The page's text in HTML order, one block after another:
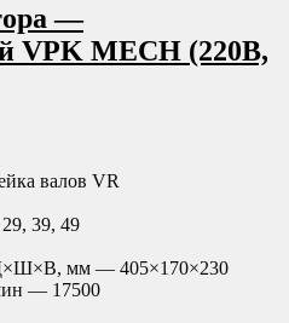
—
VPK MECH (220В,
валов VR
39, 49
мм — 405×170×230
— 17500